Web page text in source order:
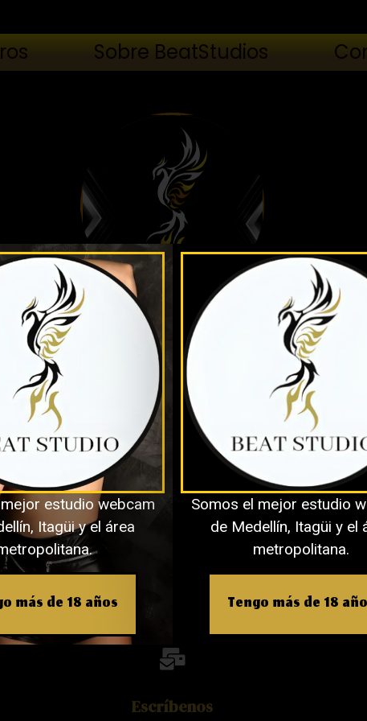
Sobre BeatStudios
Obtener Una Entrevista.
Escríbenos
estudio webcam
Itagüi y el área
más de 18 años
Somos el mejor estudio
de Medellín, Itagüi y el
metropolitana.
Tengo más de 18